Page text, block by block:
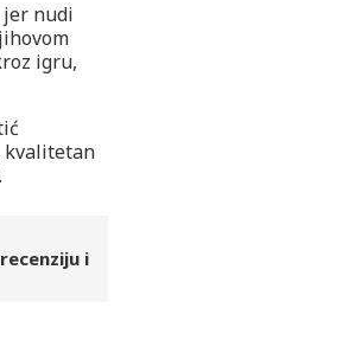
jer nudi
igru,
kvalitetan
i